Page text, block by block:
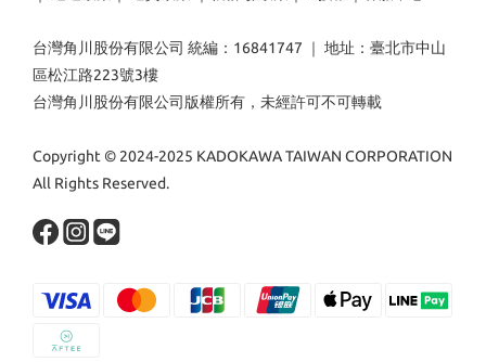
台灣角川股份有限公司 統編：16841747 ｜ 地址：臺北市中山
區松江路223號3樓
台灣角川股份有限公司版權所有，未經許可不可轉載
Copyright © 2024-2025 KADOKAWA TAIWAN CORPORATION
All Rights Reserved.